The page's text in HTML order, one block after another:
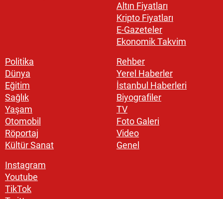
Altın Fiyatları
Kripto Fiyatları
E-Gazeteler
Ekonomik Takvim
Politika
Dünya
Eğitim
Sağlık
Yaşam
Otomobil
Röportaj
Kültür Sanat
Rehber
Yerel Haberler
İstanbul Haberleri
Biyografiler
TV
Foto Galeri
Video
Genel
Instagram
Youtube
TikTok